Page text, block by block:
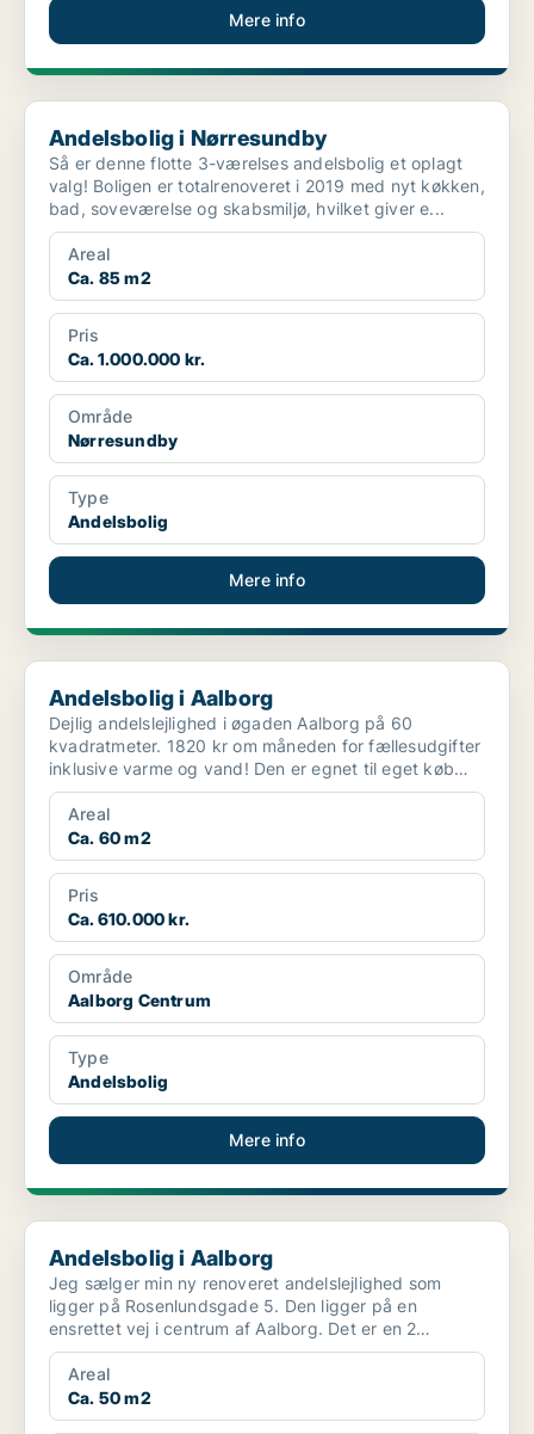
Mere info
Andelsbolig i Nørresundby
Andelsbolig i Nørresundby
Så er denne flotte 3-værelses andelsbolig et oplagt
valg! Boligen er totalrenoveret i 2019 med nyt køkken,
bad, soveværelse og skabsmiljø, hvilket giver e...
Areal
Ca. 85 m2
Pris
Ca. 1.000.000 kr.
Område
Nørresundby
Type
Andelsbolig
Mere info
Andelsbolig i Aalborg
Andelsbolig i Aalborg
Dejlig andelslejlighed i øgaden Aalborg på 60
kvadratmeter. 1820 kr om måneden for fællesudgifter
inklusive varme og vand! Den er egnet til eget køb
eller fo...
Areal
Ca. 60 m2
Pris
Ca. 610.000 kr.
Område
Aalborg Centrum
Type
Andelsbolig
Mere info
Andelsbolig i Aalborg
Andelsbolig i Aalborg
Jeg sælger min ny renoveret andelslejlighed som
ligger på Rosenlundsgade 5. Den ligger på en
ensrettet vej i centrum af Aalborg. Det er en 2
værelses lejligh...
Areal
Ca. 50 m2